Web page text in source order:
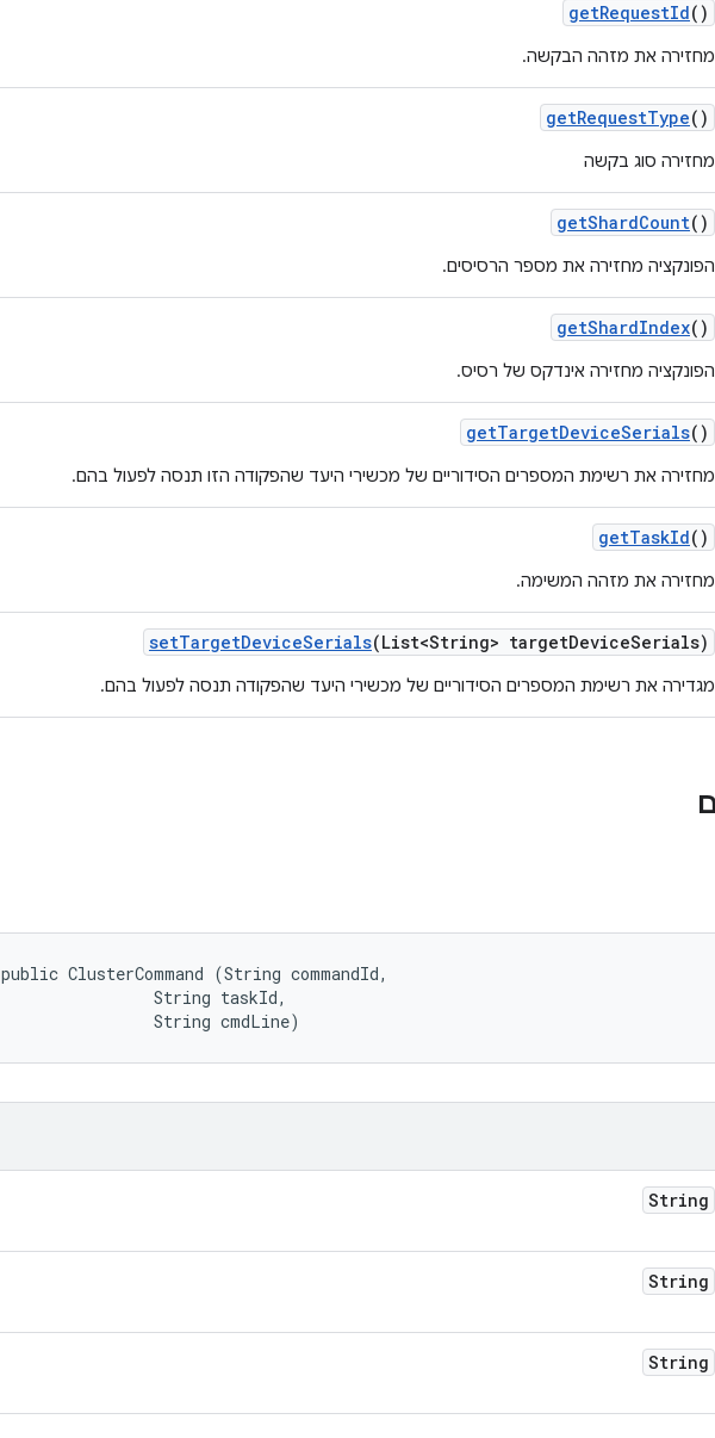
getRequestId()
מחזירה את מזהה הבקשה.
getRequestType()
מחזירה סוג בקשה
getShardCount()
הפונקציה מחזירה את מספר הרסיסים.
getShardIndex()
הפונקציה מחזירה אינדקס של רסיס.
getTargetDeviceSerials()
מחזירה את רשימת המספרים הסידוריים של מכשירי היעד שהפקודה הזו תנסה לפעול בהם.
getTaskId()
מחזירה את מזהה המשימה.
setTargetDeviceSerials(List<String> targetDeviceSerials)
מגדירה את רשימת המספרים הסידוריים של מכשירי היעד שהפקודה תנסה לפעול בהם.
public ClusterCommand (String commandId,
                String taskId,
                String cmdLine)
String
String
String